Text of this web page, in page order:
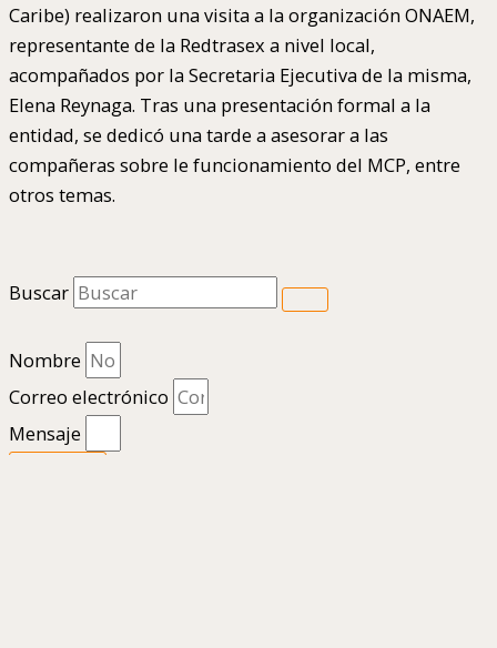
Caribe) realizaron una visita a la organización ONAEM,
representante de la Redtrasex a nivel local,
acompañados por la Secretaria Ejecutiva de la misma,
Elena Reynaga. Tras una presentación formal a la
entidad, se dedicó una tarde a asesorar a las
compañeras sobre le funcionamiento del MCP, entre
otros temas.
Buscar
Nombre
Correo electrónico
Mensaje